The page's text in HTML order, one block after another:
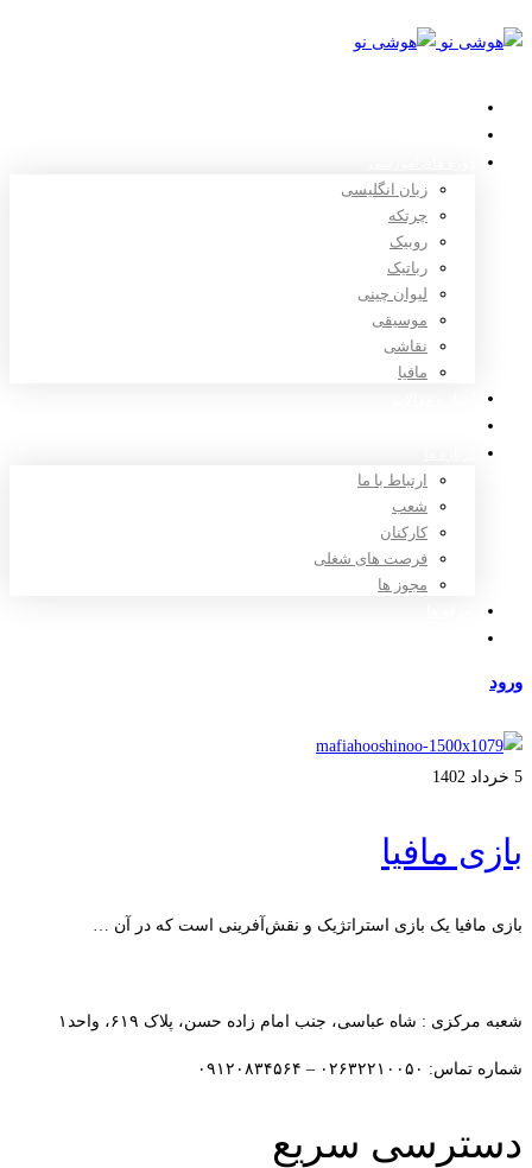
زبان انگلیسی
چرتکه
روبیک
رباتیک
لیوان چینی
موسیقی
نقاشی
مافیا
ارتباط با ما
شعب
کارکنان
فرصت های شغلی
مجوز ها
ورود
5 خرداد 1402
بازی مافیا
بازی مافیا یک بازی استراتژیک و نقش‌آفرینی است که در آن …
شعبه مرکزی : شاه عباسی، جنب امام زاده حسن، پلاک ۶۱۹، واحد۱​
شماره تماس: ۰۲۶۳۲۲۱۰۰۵۰ – ۰۹۱۲۰۸۳۴۵۶۴
دسترسی سریع